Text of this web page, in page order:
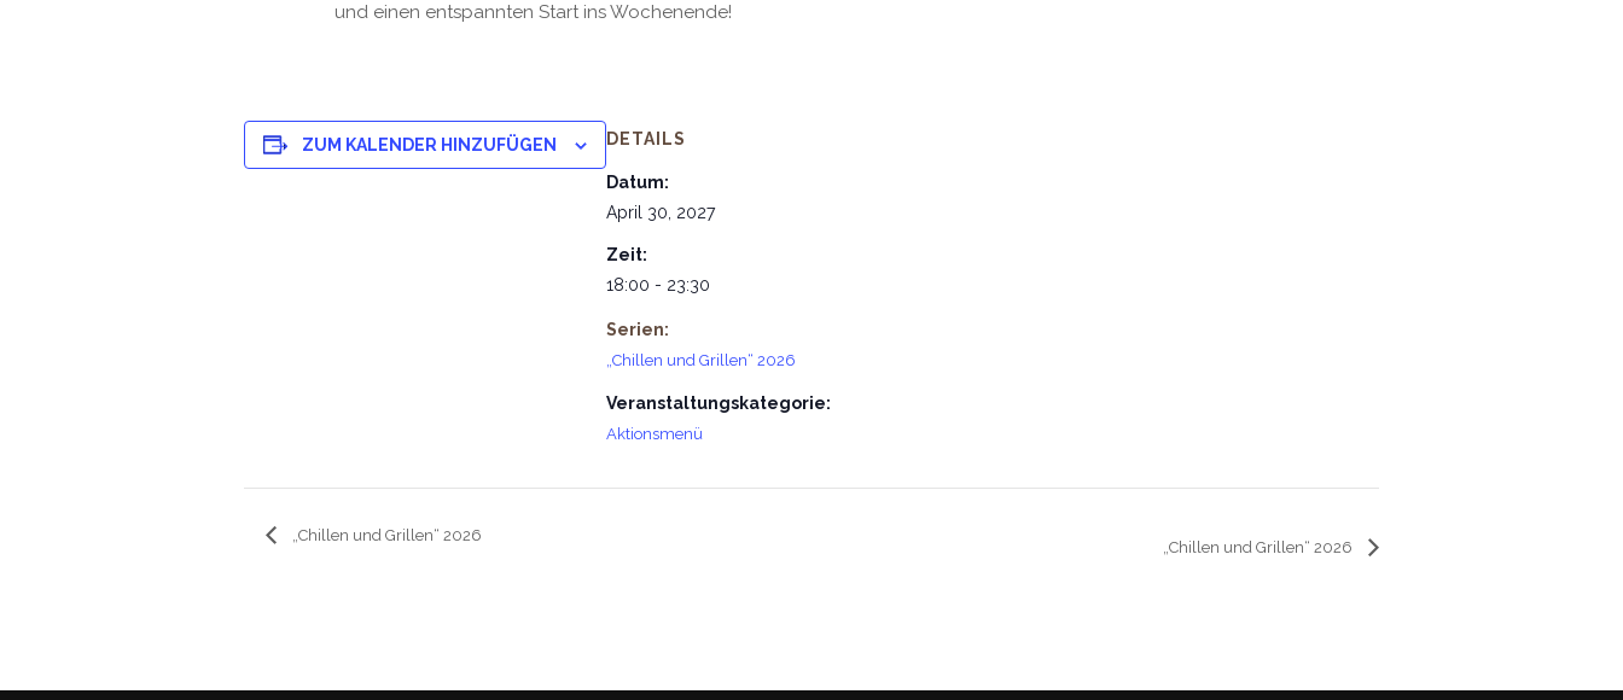
und einen entspannten Start ins Wochenende!
ZUM KALENDER HINZUFÜGEN DETAILS
Datum:
April 30, 2027
Zeit:
18:00 - 23:30
Serien:
„Chillen und Grillen“ 2026
Veranstaltungskategorie:
Aktionsmenü
„Chillen und Grillen“ 2026
„Chillen und Grillen“ 2026